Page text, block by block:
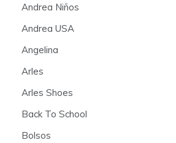
Andrea Niños
Andrea USA
Angelina
Arles
Arles Shoes
Back To School
Bolsos